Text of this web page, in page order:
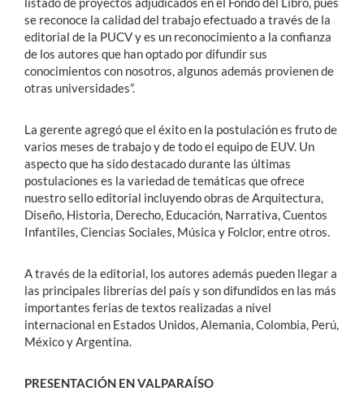
se reconoce la calidad del trabajo efectuado a través de la
editorial de la PUCV y es un reconocimiento a la confianza
de los autores que han optado por difundir sus
conocimientos con nosotros, algunos además provienen de
otras universidades”.
La gerente agregó que el éxito en la postulación es fruto de
varios meses de trabajo y de todo el equipo de EUV. Un
aspecto que ha sido destacado durante las últimas
postulaciones es la variedad de temáticas que ofrece
nuestro sello editorial incluyendo obras de Arquitectura,
Diseño, Historia, Derecho, Educación, Narrativa, Cuentos
Infantiles, Ciencias Sociales, Música y Folclor, entre otros.
A través de la editorial, los autores además pueden llegar a
las principales librerías del país y son difundidos en las más
importantes ferias de textos realizadas a nivel
internacional en Estados Unidos, Alemania, Colombia, Perú,
México y Argentina.
PRESENTACIÓN EN VALPARAÍSO